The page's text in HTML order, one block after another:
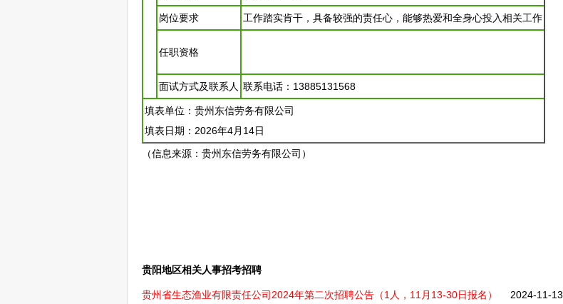
岗位要求 工作踏实肯干，具备较强的责任心，能够热爱和全身心投入相关工作
任职资格
面试方式及联系人 联系电话：13885131568
填表单位：贵州东信劳务有限公司
填表日期：2026年4月14日
（信息来源：贵州东信劳务有限公司）
贵阳地区相关人事招考招聘
贵州省生态渔业有限责任公司2024年第二次招聘公告（1人，11月13-30日报名） 2024-11-13